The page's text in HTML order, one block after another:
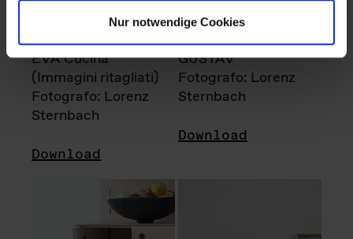
Nur notwendige Cookies
EVA Cucina
(Immagini ritagliati)
Fotografo: Lorenz
Sternbach
Download
GUSTAV
Fotografo: Lorenz
Sternbach
Download